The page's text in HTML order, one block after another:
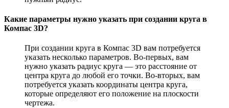
Какие параметры нужно указать при создании круга в
Компас 3D?
При создании круга в Компас 3D вам потребуется
указать несколько параметров. Во-первых, вам
нужно указать радиус круга — это расстояние от
центра круга до любой его точки. Во-вторых, вам
потребуется указать координаты центра круга,
которые определяют его положение на плоскости
чертежа.